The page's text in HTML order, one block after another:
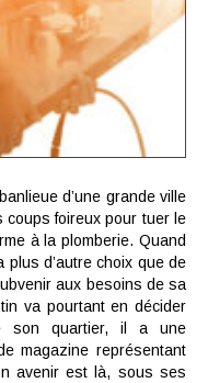
d’une grande ville
coups foireux pour tuer le
à la plomberie. Quand
plus d’autre choix que de
aux besoins de sa
va pourtant en décider
son quartier, il a une
magazine représentant
avenir est là, sous ses